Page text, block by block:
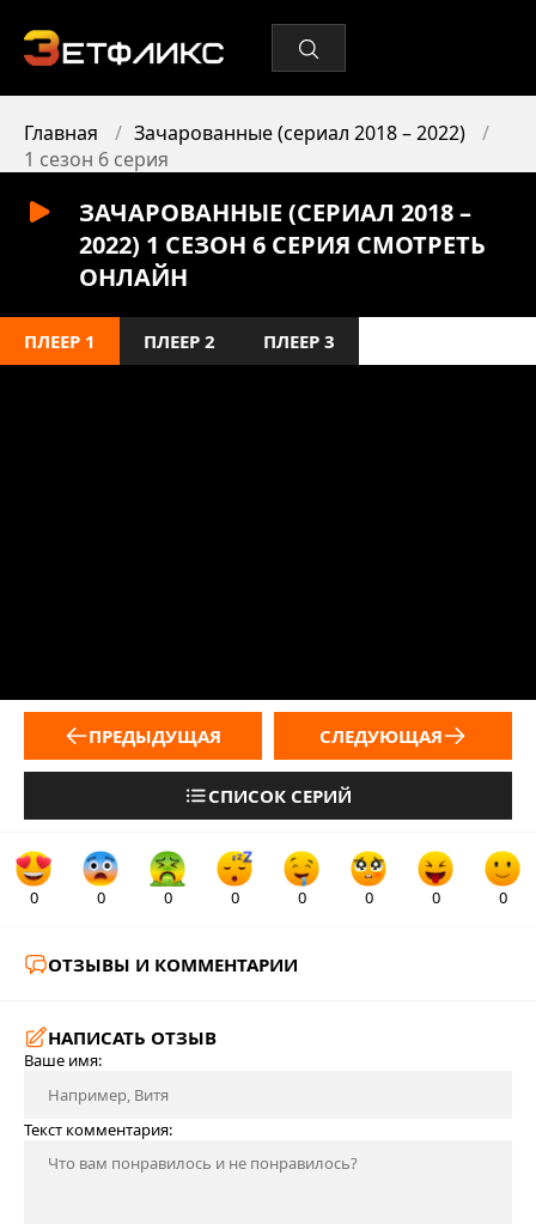
Главная
Зачарованные (сериал 2018 – 2022)
1 сезон 6 серия
ЗАЧАРОВАННЫЕ (СЕРИАЛ 2018 –
2022) 1 СЕЗОН 6 СЕРИЯ СМОТРЕТЬ
ОНЛАЙН
ПЛЕЕР 1 ПЛЕЕР 2 ПЛЕЕР 3
ПРЕДЫДУЩАЯ
СПИСОК СЕРИЙ
СЛЕДУЮЩАЯ
0 0 0 0 0 0 0 0
ОТЗЫВЫ И КОММЕНТАРИИ
НАПИСАТЬ ОТЗЫВ
Ваше имя:
Текст комментария: